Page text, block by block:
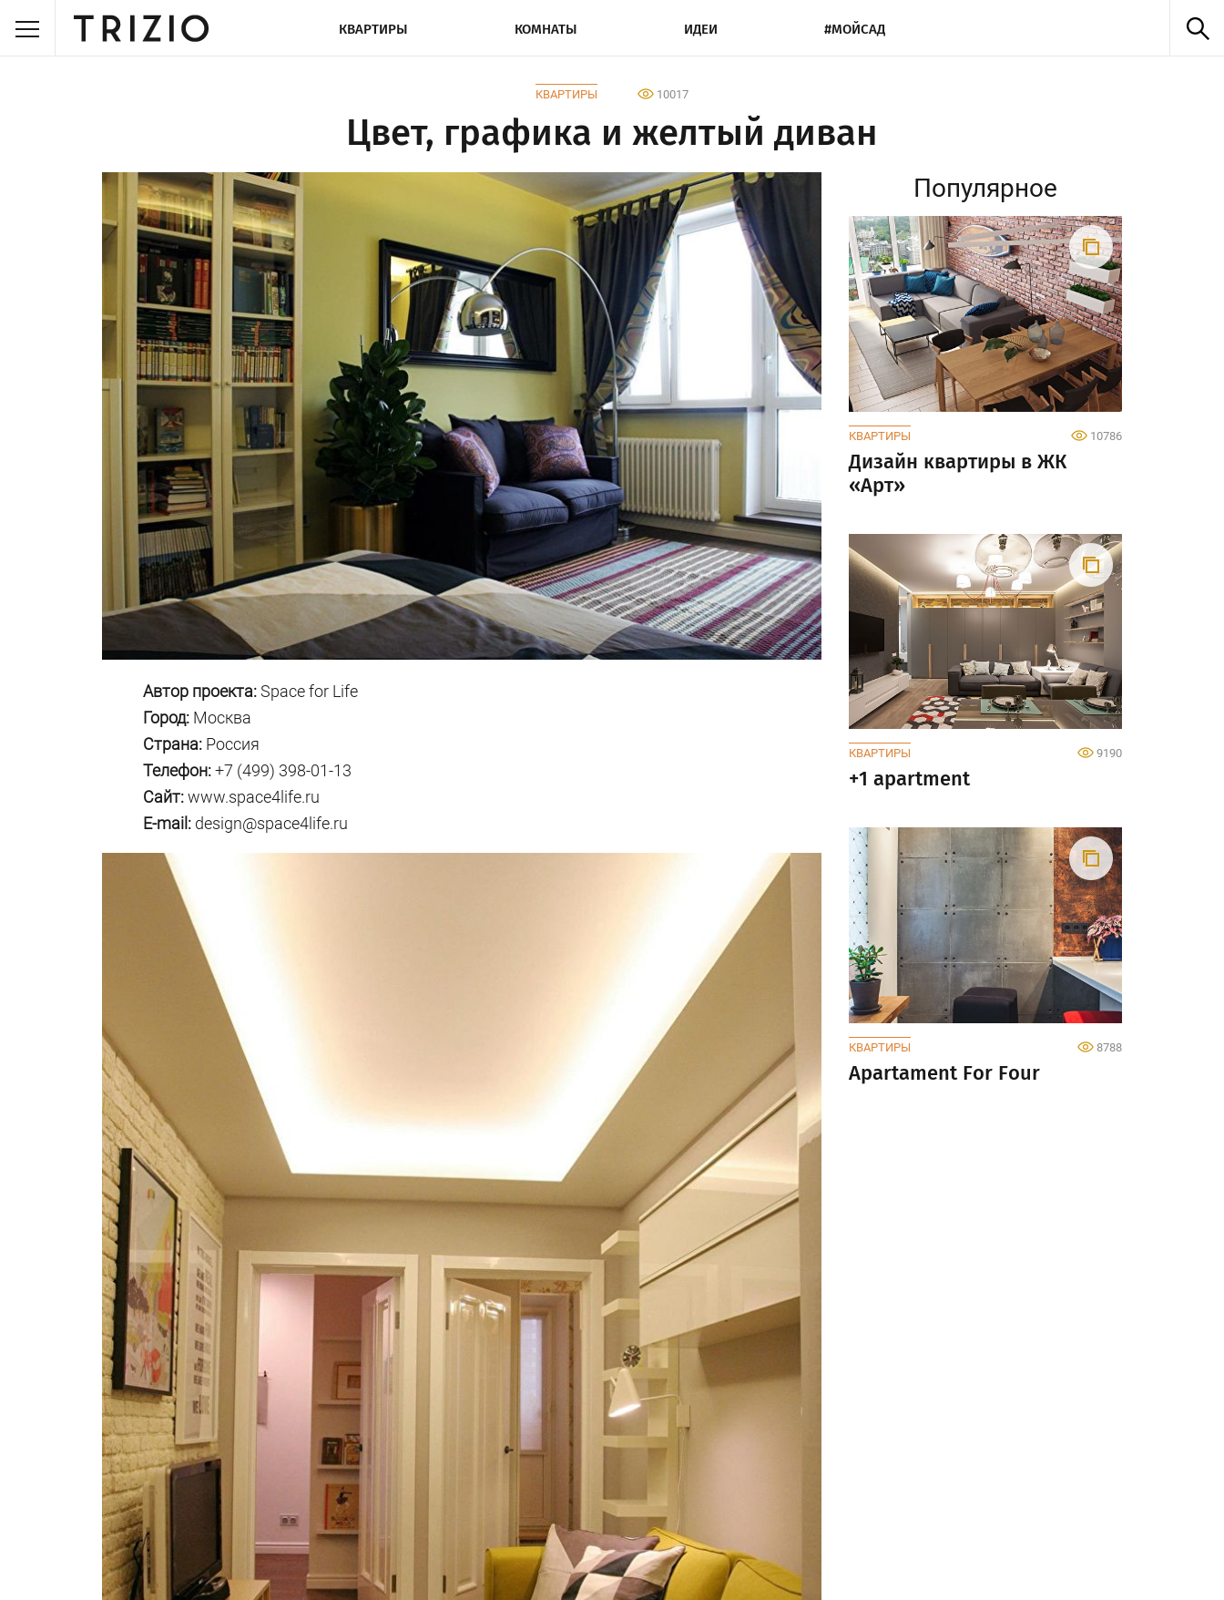
КВАРТИРЫ КОМНАТЫ ИДЕИ #МОЙСАД
КВАРТИРЫ 10017
Цвет, графика и желтый диван
Автор проекта:Space for Life
Город: Москва
Страна: Россия
Телефон:+7 (499) 398-01-13
Сайт:www.space4life.ru
E-mail: design@space4life.ru
Популярное
КВАРТИРЫ 10786
Дизайн квартиры в ЖК
«Арт»
КВАРТИРЫ 9190
+1 apartment
КВАРТИРЫ 8788
Apartament For Four